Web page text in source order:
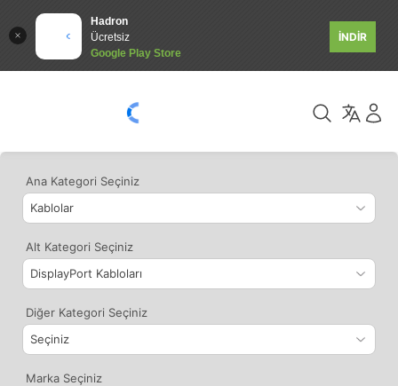
Hadron
Ücretsiz
Google Play Store
İNDİR
Ana Kategori Seçiniz
Alt Kategori Seçiniz
Diğer Kategori Seçiniz
Marka Seçiniz